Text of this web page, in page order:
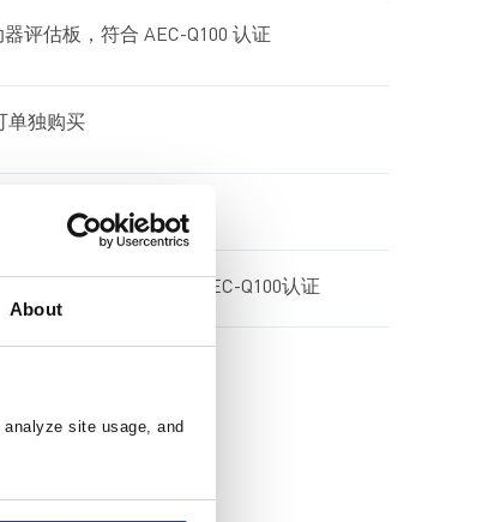
About
site usage, and
评估板，符合 AEC-Q100 认证
单独购买
调光比和 I2C 接口
C接口，符合AEC-Q100认证